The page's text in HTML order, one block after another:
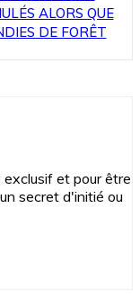
ALORS QUE
DE FORÊT
et pour être
secret d'initié ou